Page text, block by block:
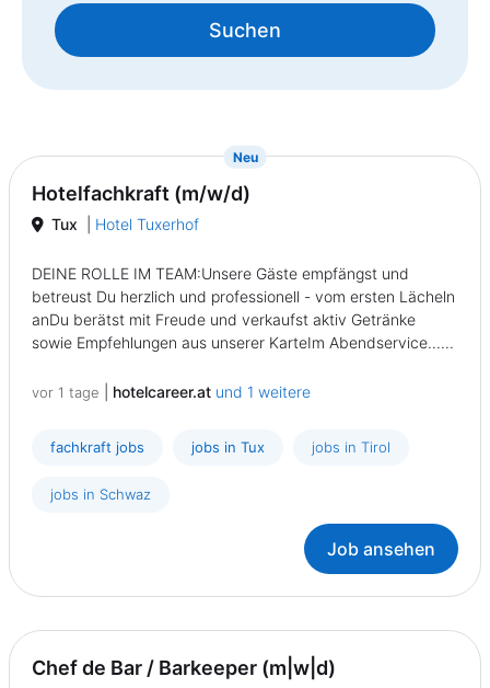
Suchen
Neu{prompt.job}
Hotelfachkraft (m/w/d)
Tux Hotel Tuxerhof
DEINE ROLLE IM TEAM:Unsere Gäste empfängst und
betreust Du herzlich und professionell - vom ersten Lächeln
anDu berätst mit Freude und verkaufst aktiv Getränke
sowie Empfehlungen aus unserer KarteIm Abendservice......
vor 1 tage hotelcareer.at und 1 weitere
fachkraft jobs jobs in Tux jobs in Tirol
jobs in Schwaz
Job ansehen
Chef de Bar / Barkeeper (m|w|d)